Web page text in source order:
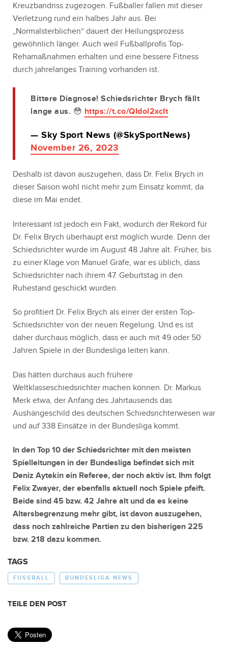
Kreuzbandriss zugezogen. Fußballer fallen mit dieser
Verletzung rund ein halbes Jahr aus. Bei
„Normalsterblichen“ dauert der Heilungsprozess
gewöhnlich länger. Auch weil Fußballprofis Top-
Rehamaßnahmen erhalten und eine bessere Fitness
durch jahrelanges Training vorhanden ist.
Bittere Diagnose! Schiedsrichter Brych fällt
lange aus. 😳 https://t.co/QIdol2xcIt
— Sky Sport News (@SkySportNews)
November 26, 2023
Deshalb ist davon auszugehen, dass Dr. Felix Brych in
dieser Saison wohl nicht mehr zum Einsatz kommt, da
diese im Mai endet.
Interessant ist jedoch ein Fakt, wodurch der Rekord für
Dr. Felix Brych überhaupt erst möglich wurde. Denn der
Schiedsrichter wurde im August 48 Jahre alt. Früher, bis
zu einer Klage von Manuel Gräfe, war es üblich, dass
Schiedsrichter nach ihrem 47. Geburtstag in den
Ruhestand geschickt wurden.
So profitiert Dr. Felix Brych als einer der ersten Top-
Schiedsrichter von der neuen Regelung. Und es ist
daher durchaus möglich, dass er auch mit 49 oder 50
Jahren Spiele in der Bundesliga leiten kann.
Das hätten durchaus auch frühere
Weltklasseschiedsrichter machen können. Dr. Markus
Merk etwa, der Anfang des Jahrtausends das
Aushängeschild des deutschen Schiedsrichterwesen war
und auf 338 Einsätze in der Bundesliga kommt.
In den Top 10 der Schiedsrichter mit den meisten
Spielleitungen in der Bundesliga befindet sich mit
Deniz Aytekin ein Referee, der noch aktiv ist. Ihm folgt
Felix Zwayer, der ebenfalls aktuell noch Spiele pfeift.
Beide sind 45 bzw. 42 Jahre alt und da es keine
Altersbegrenzung mehr gibt, ist davon auszugehen,
dass noch zahlreiche Partien zu den bisherigen 225
bzw. 218 dazu kommen.
TAGS
FUSSBALL BUNDESLIGA NEWS
TEILE DEN POST